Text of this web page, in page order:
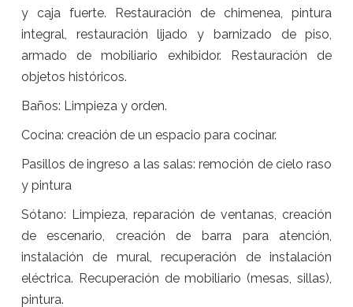
y caja fuerte. Restauración de chimenea, pintura
integral, restauración lijado y barnizado de piso,
armado de mobiliario exhibidor. Restauración de
objetos históricos.
Baños: Limpieza y orden.
Cocina: creación de un espacio para cocinar.
Pasillos de ingreso a las salas: remoción de cielo raso
y pintura
Sótano: Limpieza, reparación de ventanas, creación
de escenario, creación de barra para atención,
instalación de mural, recuperación de instalación
eléctrica. Recuperación de mobiliario (mesas, sillas),
pintura.